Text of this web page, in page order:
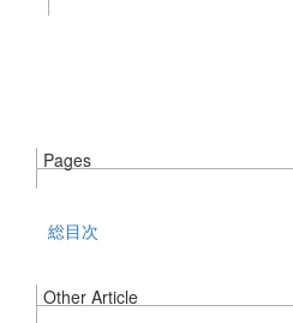
Pages
総目次
Other Article